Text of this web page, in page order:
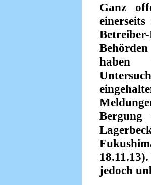
Ganz
haben
jedoch